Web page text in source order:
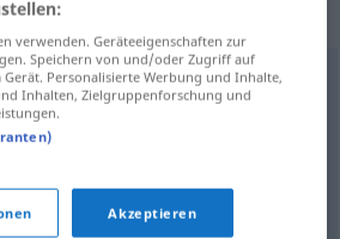
für "brzo"
haben
verwenden. Geräteeigenschaften zur
Speichern von und/oder Zugriff auf
Personalisierte Werbung und Inhalte,
Inhalten, Zielgruppenforschung und
Akzeptieren